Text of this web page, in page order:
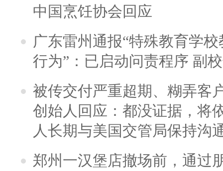
中国烹饪协会回应
广东雷州通报“特殊教育学
行为”：已启动问责程序 副
被传交付严重超期、糊弄客
创始人回应：都没证据，将
人长期与美国交管局保持沟
郑州一汉堡店撤场前，通过